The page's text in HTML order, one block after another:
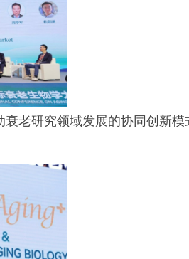
老研究领域发展的协同创新模